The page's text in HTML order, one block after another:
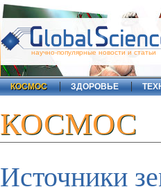
научно-популярные новости и статьи
КОСМОС ЗДОРОВЬЕ
КОСМОС
Источники